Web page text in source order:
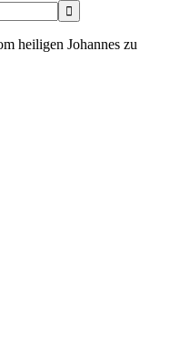
heiligen Johannes zu